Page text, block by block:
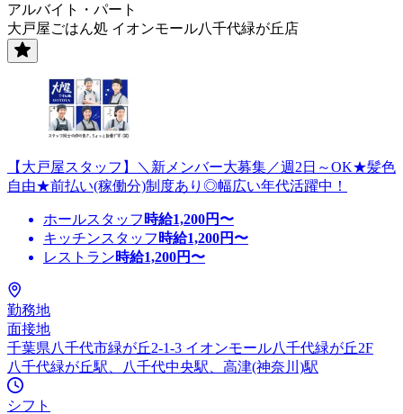
アルバイト・パート
大戸屋ごはん処 イオンモール八千代緑が丘店
【大戸屋スタッフ】＼新メンバー大募集／週2日～OK★髪色
自由★前払い(稼働分)制度あり◎幅広い年代活躍中！
ホールスタッフ 時給1,200円〜
キッチンスタッフ 時給1,200円〜
レストラン時給1,200円〜
勤務地
面接地
千葉県八千代市緑が丘2-1-3 イオンモール八千代緑が丘2F
八千代緑が丘駅、八千代中央駅、高津(神奈川)駅
シフト